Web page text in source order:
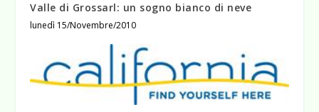
Valle di Grossarl: un sogno bianco di neve
lunedì 15/Novembre/2010